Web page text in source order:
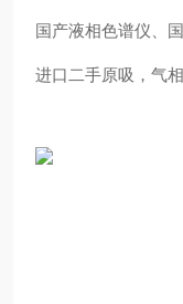
国产液相色谱仪、
进口二手原吸，气